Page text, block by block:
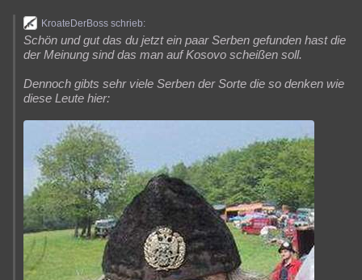
KroateDerBoss schrieb:
Schön und gut das du jetzt ein paar Serben gefunden hast die
der Meinung sind das man auf Kosovo scheißen soll.
Dennoch gibts sehr viele Serben der Sorte die so denken wie
diese Leute hier: